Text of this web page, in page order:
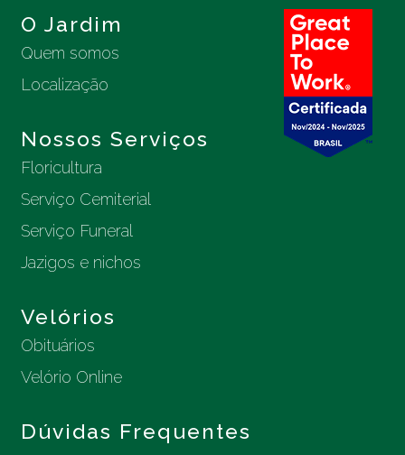
O Jardim
Quem somos
Localização
Nossos Serviços
Floricultura
Serviço Cemiterial
Serviço Funeral
Jazigos e nichos
Velórios
Obituários
Velório Online
Dúvidas Frequentes